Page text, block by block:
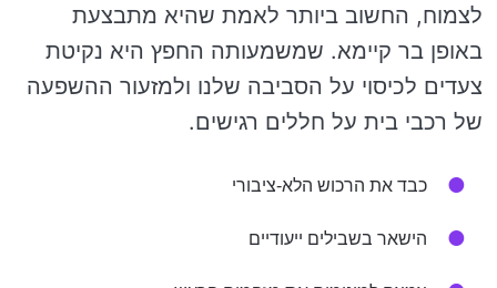
לצמוח, החשוב ביותר לאמת שהיא מתבצעת
באופן בר קיימא. שמשמעותה החפץ היא נקיטת
צעדים לכיסוי על הסביבה שלנו ולמזעור ההשפעה
של רכבי בית על חללים רגישים.
כבד את הרכוש הלא-ציבורי
הישאר בשבילים ייעודיים